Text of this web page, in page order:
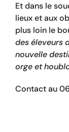
Et dans le
lieux et aux
plus loin le
des éleveurs
nouvelle
orge et
Contact au